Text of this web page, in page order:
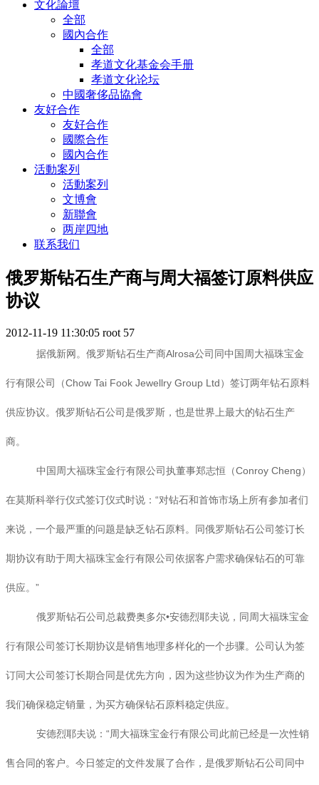
文化論壇
全部
國內合作
全部
孝道文化基金会手册
孝道文化论坛
中國奢侈品協會
友好合作
友好合作
國際合作
國內合作
活動案列
活動案列
文博會
新聯會
两岸四地
联系我们
俄罗斯钻石生产商与周大福签订原料供应
协议
2012-11-19 11:30:05 root 57
据俄新网。俄罗斯钻石生产商Alrosa公司同中国周大福珠宝金
行有限公司（Chow Tai Fook Jewellry Group Ltd）签订两年钻石原料
供应协议。俄罗斯钻石公司是俄罗斯，也是世界上最大的钻石生产
商。
中国周大福珠宝金行有限公司执董事郑志恒（Conroy Cheng）
在莫斯科举行仪式签订仪式时说：“对钻石和首饰市场上所有参加者们
来说，一个最严重的问题是缺乏钻石原料。同俄罗斯钻石公司签订长
期协议有助于周大福珠宝金行有限公司依据客户需求确保钻石的可靠
供应。”
俄罗斯钻石公司总裁费奥多尔•安德烈耶夫说，同周大福珠宝金
行有限公司签订长期协议是销售地理多样化的一个步骤。公司认为签
订同大公司签订长期合同是优先方向，因为这些协议为作为生产商的
我们确保稳定销量，为买方确保钻石原料稳定供应。
安德烈耶夫说：“周大福珠宝金行有限公司此前已经是一次性销
售合同的客户。今日签定的文件发展了合作，是俄罗斯钻石公司同中